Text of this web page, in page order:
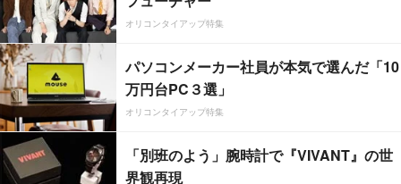
オリコンタイアップ特集
パソコンメーカー社員が本気で選んだ「10
万円台PC３選」
オリコンタイアップ特集
「別班のよう」腕時計で『VIVANT』の世
界観再現